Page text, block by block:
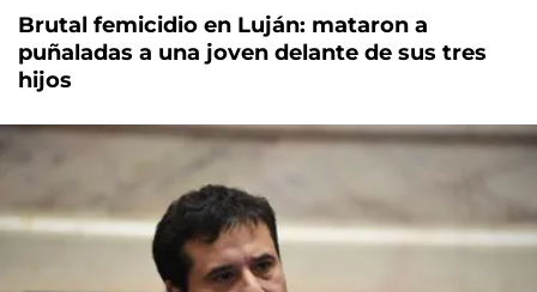
Brutal femicidio en Luján: mataron a
puñaladas a una joven delante de sus tres
hijos